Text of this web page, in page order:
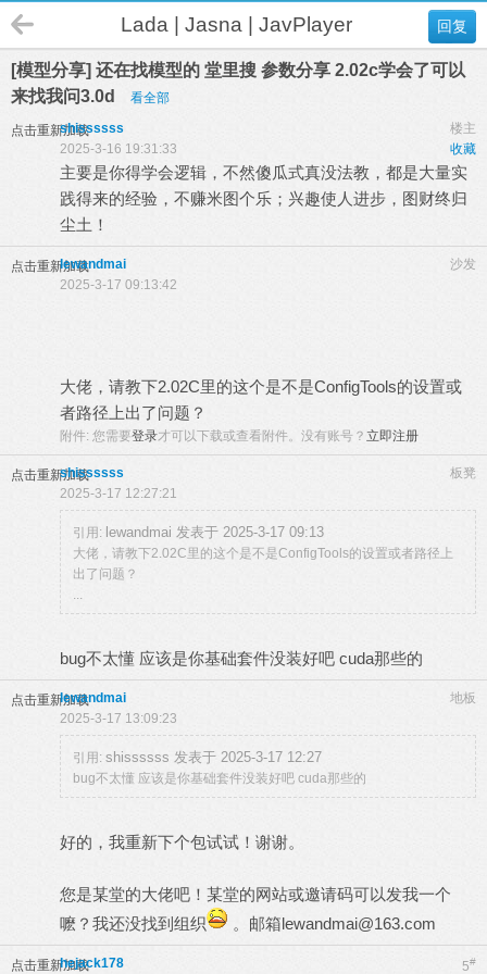
回复
Lada | Jasna | JavPlayer
[模型分享] 还在找模型的 堂里搜 参数分享 2.02c学会了可以
来找我问3.0d
看全部
点击重新加载 楼主
shissssss
收藏
2025-3-16 19:31:33
主要是你得学会逻辑，不然傻瓜式真没法教，都是大量实
践得来的经验，不赚米图个乐；兴趣使人进步，图财终归
尘土！
点击重新加载 沙发
lewandmai
2025-3-17 09:13:42
大佬，请教下2.02C里的这个是不是ConfigTools的设置或
者路径上出了问题？
附件: 您需要登录才可以下载或查看附件。没有账号？ 立即注册
点击重新加载 板凳
shissssss
2025-3-17 12:27:21
引用: lewandmai 发表于 2025-3-17 09:13
大佬，请教下2.02C里的这个是不是ConfigTools的设置或者路径上
出了问题？
...
bug不太懂 应该是你基础套件没装好吧 cuda那些的
点击重新加载 地板
lewandmai
2025-3-17 13:09:23
引用: shissssss 发表于 2025-3-17 12:27
bug不太懂 应该是你基础套件没装好吧 cuda那些的
好的，我重新下个包试试！谢谢。
您是某堂的大佬吧！某堂的网站或邀请码可以发我一个
嚒？我还没找到组织
。邮箱lewandmai@163.com
点击重新加载 5#
hejack178